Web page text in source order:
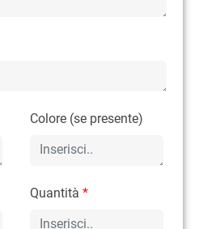
Colore (se presente)
Quantità*